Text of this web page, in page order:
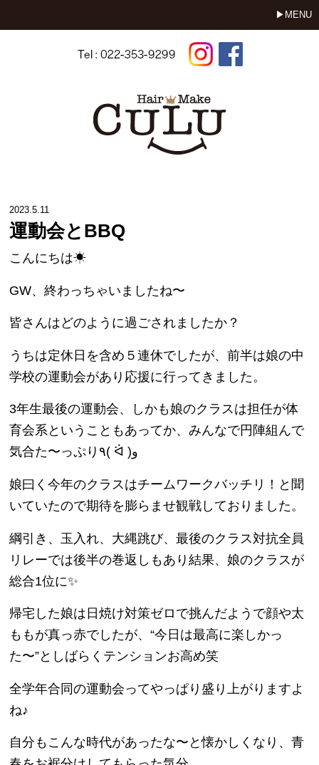
MENU
2023.5.11
運動会とBBQ
こんにちは☀︎
GW、終わっちゃいましたね〜
皆さんはどのように過ごされましたか？
うちは定休日を含め５連休でしたが、前半は娘の中
学校の運動会があり応援に行ってきました。
3年生最後の運動会、しかも娘のクラスは担任が体
育会系ということもあってか、みんなで円陣組んで
気合た〜っぷり٩( ᐛ )و
娘曰く今年のクラスはチームワークバッチリ！と聞
いていたので期待を膨らませ観戦しておりました。
綱引き、玉入れ、大縄跳び、最後のクラス対抗全員
リレーでは後半の巻返しもあり結果、娘のクラスが
総合1位に✨
帰宅した娘は日焼け対策ゼロで挑んだようで顔や太
ももが真っ赤でしたが、“今日は最高に楽しかっ
た〜”としばらくテンションお高め笑
全学年合同の運動会ってやっぱり盛り上がりますよ
ね♪
自分もこんな時代があったな〜と懐かしくなり、青